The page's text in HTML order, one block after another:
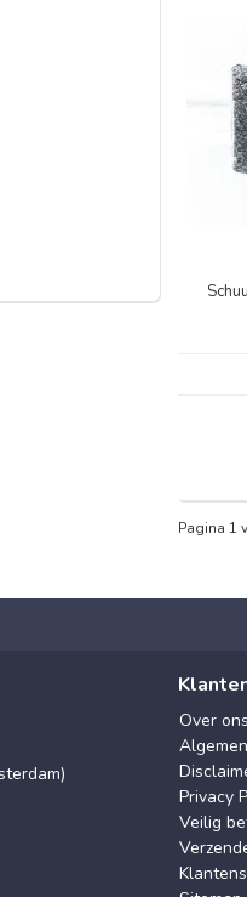
Pagina 1
Over ons
Privacy
Veilig